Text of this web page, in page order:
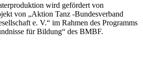
wird gefördert von
von „Aktion Tanz -Bundesverband
e. V.“ im Rahmen des Programms
für Bildung“ des BMBF.